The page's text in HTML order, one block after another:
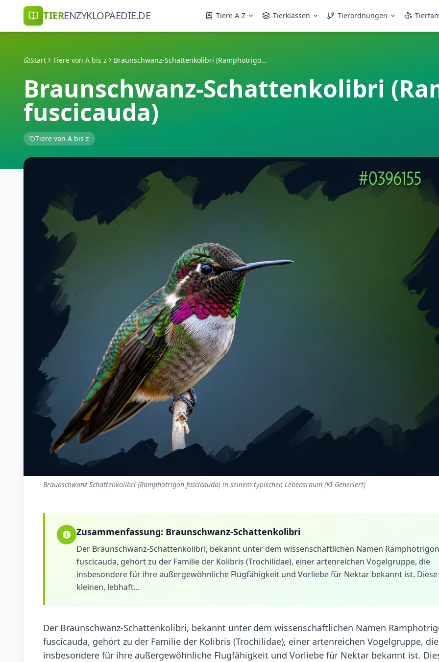
TIERENZYKLOPAEDIE.DE Tiere A-Z Tierklassen Tierordnungen
Start Tiere von A bis z Braunschwanz-Schattenkolibri (Ramphotrigon fuscicauda)
Braunschwanz-Schattenkolibri
fuscicauda)
Tiere von A bis z
Braunschwanz-Schattenkolibri (Ramphotrigon fuscicauda) in seinem typischen Lebensraum (KI Generiert)
Zusammenfassung: Braunschwanz-Schattenkolibri
Der Braunschwanz-Schattenkolibri, bekannt unter dem wissenschaftlichen Namen Ramphotrigon
fuscicauda, gehört zu der Familie der Kolibris (Trochilidae), einer artenreichen Vogelgruppe, die
insbesondere für ihre außergewöhnliche Flugfähigkeit und Vorliebe für Nektar bekannt ist. Diese
kleinen, lebhaft...
Der Braunschwanz-Schattenkolibri, bekannt unter dem wissenschaftlichen Namen
fuscicauda, gehört zu der Familie der Kolibris (Trochilidae), einer artenreichen Vogelgruppe, die
insbesondere für ihre außergewöhnliche Flugfähigkeit und Vorliebe für Nektar bekannt ist.